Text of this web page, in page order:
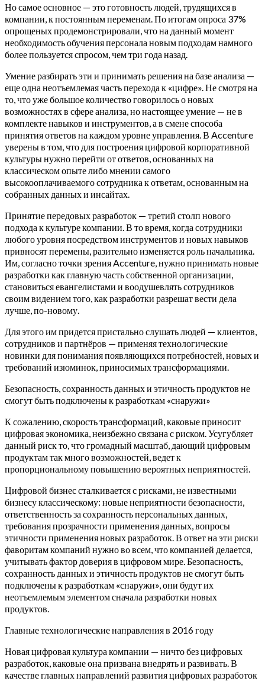
Но самое основное — это готовность людей, трудящихся в
компании, к постоянным переменам. По итогам опроса 37%
опрощеных продемонстрировали, что на данный момент
необходимость обучения персонала новым подходам намного
более пользуется спросом, чем три года назад.
Умение разбирать эти и принимать решения на базе анализа —
еще одна неотъемлемая часть перехода к «цифре». Не смотря на
то, что уже большое количество говорилось о новых
возможностях в сфере анализа, но настоящее умение — не в
комплекте навыков и инструментов, а в смене способа
принятия ответов на каждом уровне управления. В Accenture
уверены в том, что для построения цифровой корпоративной
культуры нужно перейти от ответов, основанных на
классическом опыте либо мнении самого
высокооплачиваемого сотрудника к ответам, основанным на
собранных данных и инсайтах.
Принятие передовых разработок — третий столп нового
подхода к культуре компании. В то время, когда сотрудники
любого уровня посредством инструментов и новых навыков
привносят перемены, разительно изменяется роль начальника.
Им, согласно точки зрения Accenture, нужно принимать новые
разработки как главную часть собственной организации,
становиться евангелистами и воодушевлять сотрудников
своим видением того, как разработки разрешат вести дела
лучше, по-новому.
Для этого им придется пристально слушать людей — клиентов,
сотрудников и партнёров — применяя технологические
новинки для понимания появляющихся потребностей, новых и
требований изюминок, приносимых трансформациями.
Безопасность, сохранность данных и этичность продуктов не
смогут быть подключены к разработкам «снаружи»
К сожалению, скорость трансформаций, каковые приносит
цифровая экономика, неизбежно связана с риском. Усугубляет
данный риск то, что громадный масштаб, дающий цифровым
продуктам так много возможностей, ведет к
пропорциональному повышению вероятных неприятностей.
Цифровой бизнес сталкивается с рисками, не известными
бизнесу классическому: новые неприятности безопасности,
ответственность за сохранность персональных данных,
требования прозрачности применения данных, вопросы
этичности применения новых разработок. В ответ на эти риски
фаворитам компаний нужно во всем, что компанией делается,
учитывать фактор доверия в цифровом мире. Безопасность,
сохранность данных и этичность продуктов не смогут быть
подключены к разработкам «снаружи», они будут их
неотъемлемым элементом сначала разработки новых
продуктов.
Главные технологические направления в 2016 году
Новая цифровая культура компании — ничто без цифровых
разработок, каковые она призвана внедрять и развивать. В
качестве главных направлений развития цифровых разработок